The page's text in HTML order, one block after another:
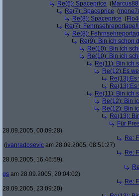
Re(6): Spaceprice (Marcus88
Re(7): Spaceprice (
Re(8): Spaceprice (
Re(7): Fehrnsehreportage!!!
Re(8):
Re(9): Bin ich schon
Re(10): Bin ich
Re(10): Bin ich
Re(11): Bin ich
Re(12):Es
Re(11): Bin ich
Re(12): Bin
Re(12): Bin
Re(13):
Für
28.09.2005, 00:09:28)
Re:
(ivanradosevic am 28.09.2005, 08:51:27)
Re:
28.09.2005, 16:46:59)
gs am 28.09.2005, 20:04:02)
Re:
28.09.2005, 23:09:20)